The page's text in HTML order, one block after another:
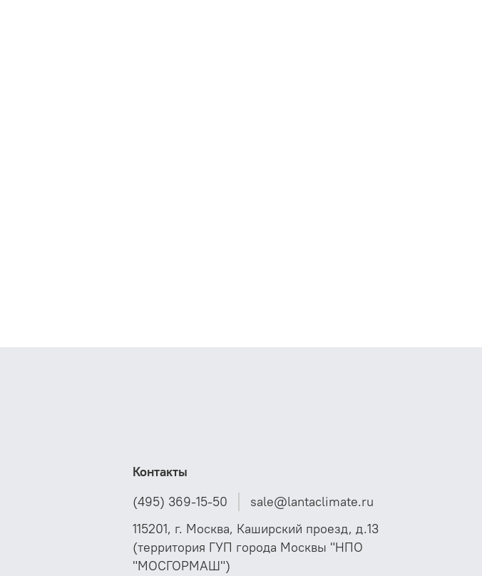
Контакты
(495) 369-15-50
sale@lantaclimate.ru
115201, г. Москва, Каширский проезд, д.13
(территория ГУП города Москвы "НПО
"МОСГОРМАШ")